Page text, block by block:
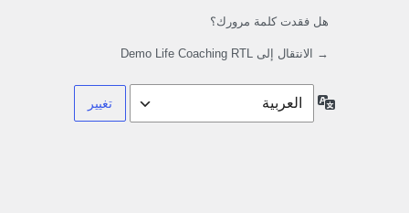
هل فقدت كلمة مرورك؟
→ الانتقال إلى Demo Life Coaching RTL
اللغة